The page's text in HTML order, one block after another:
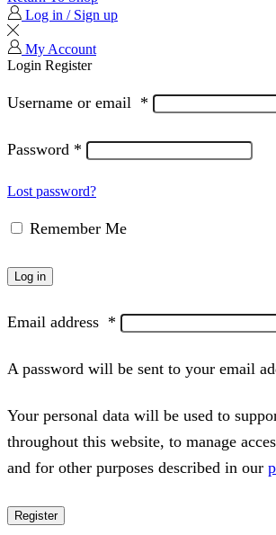
Log in / Sign up
My Account
Login Register
Username or email *
Password *
Lost password?
Remember Me
Log in
Email address *
A password will be sent to your email
Your personal data will be used to
throughout this website, to manage
and for other purposes described in our
Register